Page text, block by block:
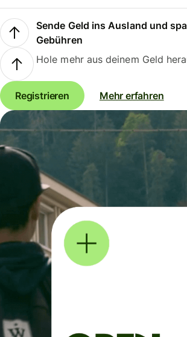
Sende Geld ins Ausland und
Gebühren
Hole mehr aus deinem Geld
Registrieren Mehr erfahren